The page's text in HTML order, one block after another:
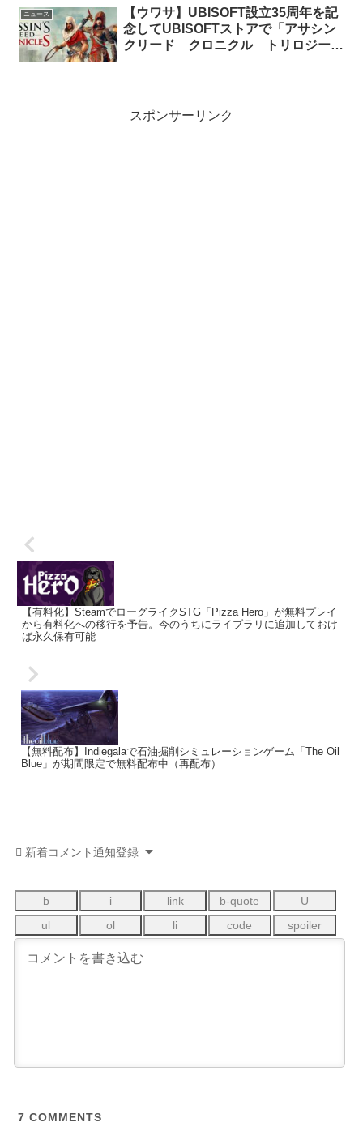
ニュース
【ウワサ】UBISOFT設立35周年を記
念してUBISOFTストアで「アサシン
クリード クロニクル トリロジー」
スポンサーリンク
【有料化】SteamでローグライクSTG「Pizza Hero」が無料プレイ
から有料化への移行を予告。今のうちにライブラリに追加しておけ
ば永久保有可能
【無料配布】Indiegalaで石油掘削シミュレーションゲーム「The Oil
Blue」が期間限定で無料配布中（再配布）
新着コメント通知登録
7 COMMENTS